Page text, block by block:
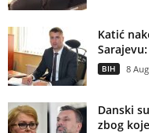
Katić
BIH 8
Danski
zbog